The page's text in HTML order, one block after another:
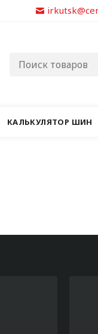
КАЛЬКУЛЯТОР ШИН